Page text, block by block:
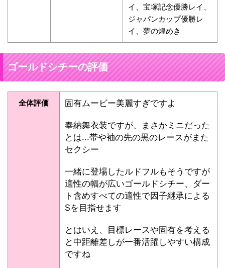
イ、宝塚記念優勝レイ、
ジャパンカップ優勝レ
イ、夢の煌めき
ゴールドシチーの評価
全体評価 固有ムービー美麗すぎですよ
奉納舞衣装ですが、まさかミニだった
とは...帯や袖の先の黒のレースがまた
セクシー
一緒に登場したルドフルもそうですが
適性の幅が広いゴールドシチー、ダー
ト含めすべての適性で因子継承による
Sを目指せます
とはいえ、目標レースや固有を考える
と中距離差しが一番活躍しやすい構成
ですね